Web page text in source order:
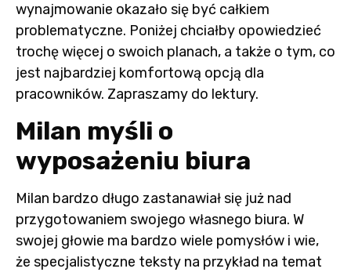
wynajmowanie okazało się być całkiem
problematyczne. Poniżej chciałby opowiedzieć
trochę więcej o swoich planach, a także o tym, co
jest najbardziej komfortową opcją dla
pracowników. Zapraszamy do lektury.
Milan myśli o
wyposażeniu biura
Milan bardzo długo zastanawiał się już nad
przygotowaniem swojego własnego biura. W
swojej głowie ma bardzo wiele pomysłów i wie,
że specjalistyczne teksty na przykład na temat